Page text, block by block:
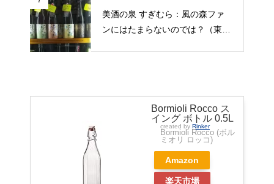
島県尾道市）
美酒の泉 すぎむら：風の森ファ
ンにはたまらないのでは？（東京
Bormioli Rocco ス
イング ボトル 0.5L
created by Rinker
Bormioli Rocco (ボル
ミオリ ロッコ)
Amazon
楽天市場